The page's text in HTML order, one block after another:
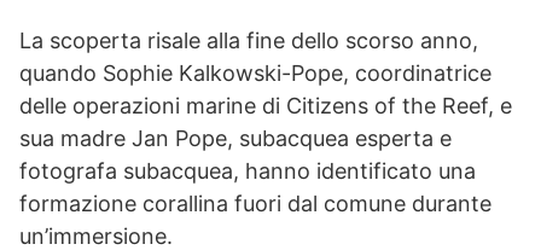
La scoperta risale alla fine dello scorso anno,
quando Sophie Kalkowski-Pope, coordinatrice
delle operazioni marine di Citizens of the Reef, e
sua madre Jan Pope, subacquea esperta e
fotografa subacquea, hanno identificato una
formazione corallina fuori dal comune durante
un’immersione.